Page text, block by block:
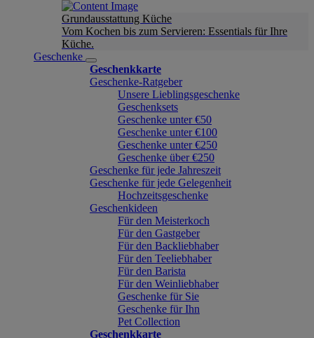
Grundausstattung Küche
Vom Kochen bis zum Servieren: Essentials für Ihre
Küche.
Geschenke
Geschenkkarte
Geschenke-Ratgeber
Unsere Lieblingsgeschenke
Geschenksets
Geschenke unter €50
Geschenke unter €100
Geschenke unter €250
Geschenke über €250
Geschenke für jede Jahreszeit
Geschenke für jede Gelegenheit
Hochzeitsgeschenke
Geschenkideen
Für den Meisterkoch
Für den Gastgeber
Für den Backliebhaber
Für den Teeliebhaber
Für den Barista
Für den Weinliebhaber
Geschenke für Sie
Geschenke für Ihn
Pet Collection
Geschenkkarte